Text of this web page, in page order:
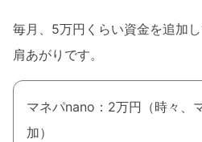
毎月、5万円くらい資金を追加
肩あがりです。
マネパnano：2万円（時々、
加）